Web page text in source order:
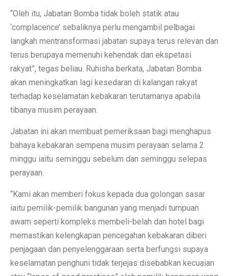
“Oleh itu, Jabatan Bomba tidak boleh statik atau
‘complacence’ sebaliknya perlu mengambil pelbagai
langkah mentransformasi jabatan supaya terus relevan dan
terus berupaya memenuhi kehendak dan ekspetasi
rakyat”, tegas beliau. Ruhisha berkata, Jabatan Bomba
akan meningkatkan lagi kesedaran di kalangan rakyat
terhadap keselamatan kebakaran terutamanya apabila
tibanya musim perayaan.
Jabatan ini akan membuat pemeriksaan bagi menghapus
bahaya kebakaran sempena musim perayaan selama 2
minggu iaitu seminggu sebelum dan seminggu selepas
perayaan.
“Kami akan memberi fokus kepada dua golongan sasar
iaitu pemilik-pemilik bangunan yang menjadi tumpuan
awam seperti kompleks membeli-belah dan hotel bagi
memastikan kelengkapan pencegahan kebakaran diberi
penjagaan dan penyelenggaraan serta berfungsi supaya
keselamatan penghuni tidak terjejas disebabkan kecuaian